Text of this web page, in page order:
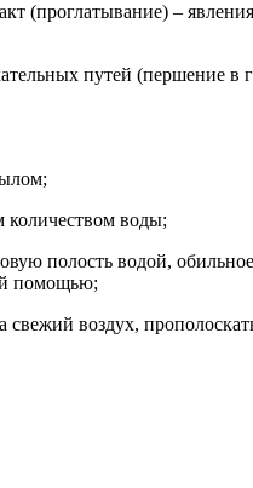
(проглатывание) –
путей (першение в
количеством воды;
полость водой,
помощью;
воздух,